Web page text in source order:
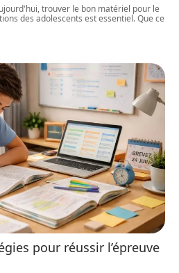
trouver le bon matériel pour le
des adolescents est essentiel. Que ce
pour réussir l’épreuve